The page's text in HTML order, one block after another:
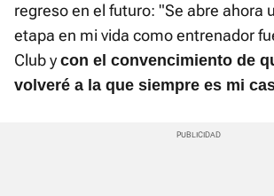
regreso en el futuro: "Se abre ahora
etapa en mi vida como entrenador
Club y con el convencimiento de
volveré a la que siempre es mi